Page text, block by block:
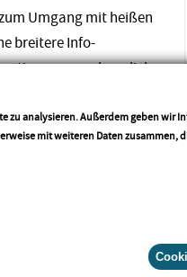
Umgang mit heißen
breitere Info-
nur schwerlich.
die wiederum
Hitzewarn-Alarm und
anzeigen können, wie
zu analysieren. Außerdem geben wir
mit weiteren Daten zusammen,